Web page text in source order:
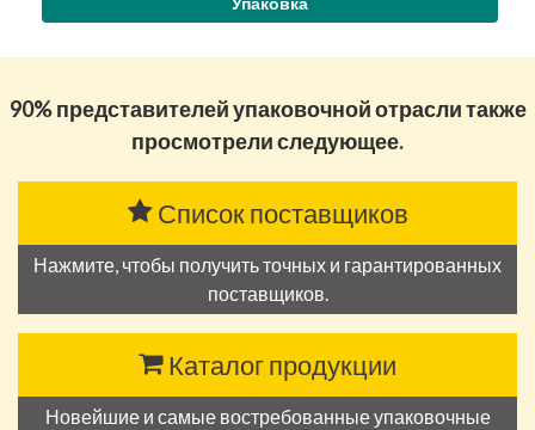
90% представителей упаковочной отрасли также
просмотрели следующее.
Список поставщиков
Нажмите, чтобы получить точных и гарантированных
поставщиков.
Каталог продукции
Новейшие и самые востребованные упаковочные